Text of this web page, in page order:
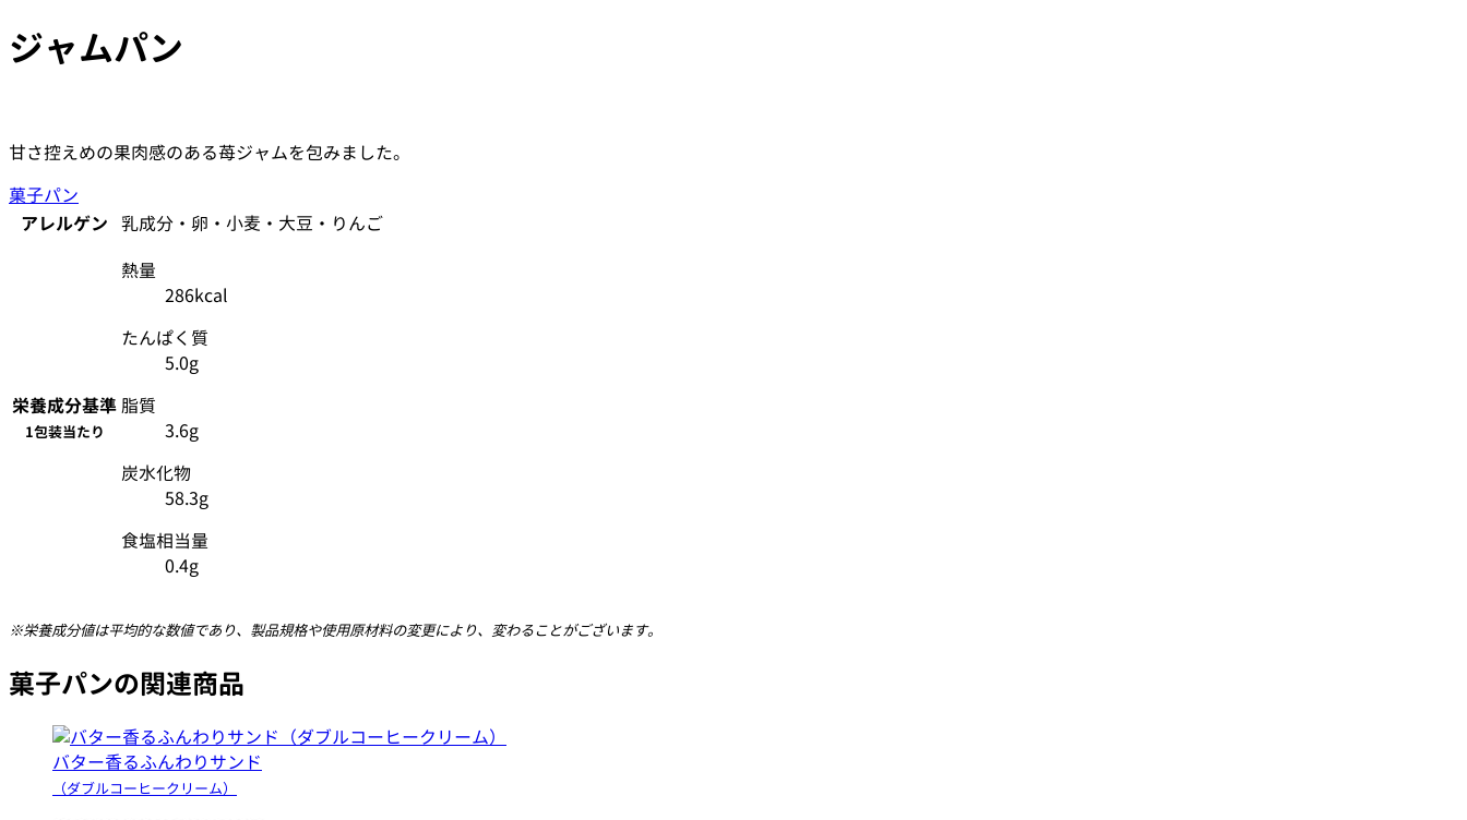
ジャムパン
甘さ控えめの果肉感のある苺ジャムを包みました。
菓子パン
アレルゲン 乳成分・卵・小麦・大豆・りんご
栄養成分基準
1包装当たり
熱量
286kcal
たんぱく質
5.0g
脂質
3.6g
炭水化物
58.3g
食塩相当量
0.4g
※栄養成分値は平均的な数値であり、製品規格や使用原材料の変更により、変わることがございます。
菓子パンの関連商品
バター香るふんわりサンド
（ダブルコーヒークリーム）